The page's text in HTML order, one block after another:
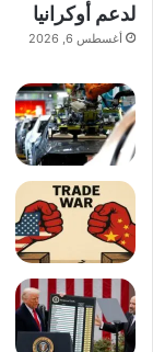
لدعم أوكرانيا
أغسطس 6, 2026